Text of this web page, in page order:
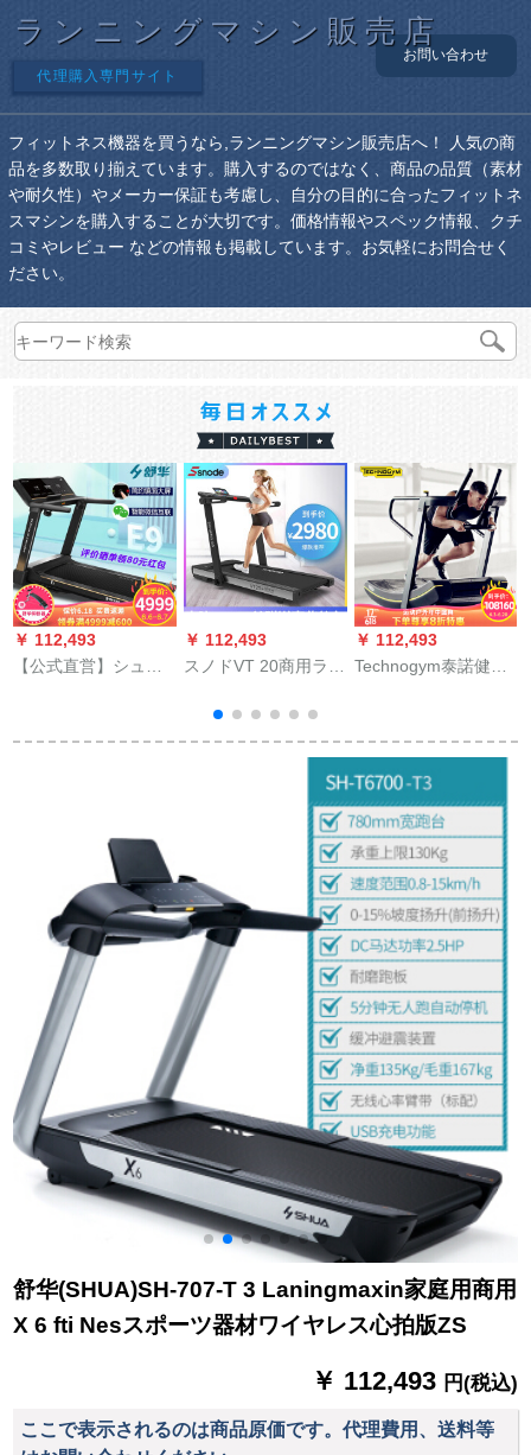
ランニングマシン販売店
代理購入専門サイト
お問い合わせ
フィットネス機器を買うなら,ランニングマシン販売店へ！ 人気の商
品を多数取り揃えています。購入するのではなく、商品の品質（素材
や耐久性）やメーカー保証も考慮し、自分の目的に合ったフィットネ
スマシンを購入することが大切です。価格情報やスペック情報、クチ
コミやレビュー などの情報も掲載しています。お気軽にお問合せく
ださい。
￥ 112,493
【公式直営】シュワ
室内のリフジット機
質保証を送りま
￥ 112,493
スノドVT 20商用ラン
ダイエット超静音ダ
ンピング折りたたみ
室内ジム専用VT 20商
用級ランニングマシ
￥ 112,493
Technogym泰諾健は
ニングニングニング
ニングニングニング
ニングニングニング
ニングニングニング
ニングラインで営業
しています。
舒华(SHUA)SH-707-T 3 Laningmaxin家庭用商用
X 6 fti Nesスポーツ器材ワイヤレス心拍版ZS
￥ 112,493 円(税込)
ここで表示されるのは商品原価です。代理費用、送料等